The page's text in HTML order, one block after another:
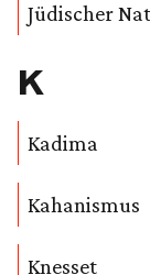
Jüdischer
K
Kadima
Kahanismus
Knesset